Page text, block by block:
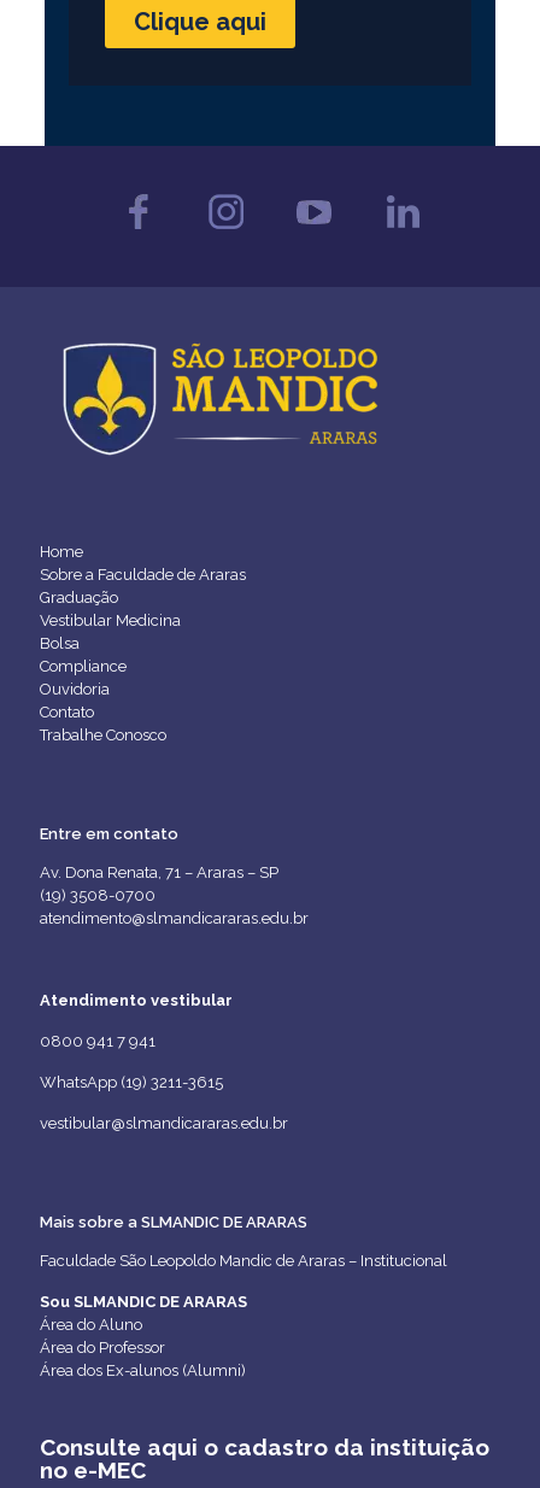
Clique aqui
Home
Sobre a Faculdade de Araras
Graduação
Vestibular Medicina
Bolsa
Compliance
Ouvidoria
Contato
Trabalhe Conosco
Entre em contato
Av. Dona Renata, 71 – Araras – SP
(19) 3508-0700
atendimento@slmandicararas.edu.br
Atendimento vestibular
0800 941 7 941
WhatsApp (19) 3211-3615
vestibular@slmandicararas.edu.br
Mais sobre a SLMANDIC DE ARARAS
Faculdade São Leopoldo Mandic de Araras – Institucional
Sou SLMANDIC DE ARARAS
Área do Aluno
Área do Professor
Área dos Ex-alunos (Alumni)
Consulte aqui o cadastro da instituição
no e-MEC